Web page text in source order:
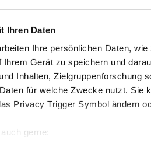
Ihren Daten
Ihre persönlichen Daten,
Gerät zu speichern und
Inhalten, Zielgruppenforschung
für welche Zwecke nutzt. Sie
Privacy Trigger Symbol ändern
gerne:
So nutzt du den
Cross-Plattform-Fortschritt
Wo liegen meine
Ich kann meinen Spielstand
Leistung